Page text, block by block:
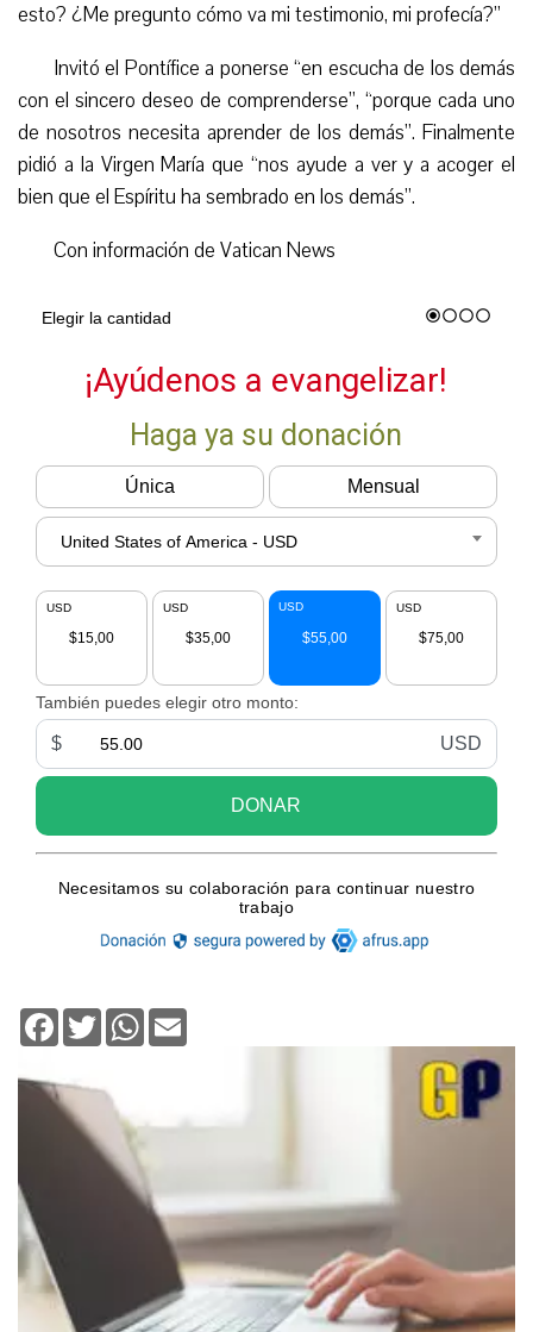
esto? ¿Me pregunto cómo va mi testimonio, mi profecía?”
Invitó el Pontífice a ponerse “en escucha de los demás
con el sincero deseo de comprenderse”, “porque cada uno
de nosotros necesita aprender de los demás”. Finalmente
pidió a la Virgen María que “nos ayude a ver y a acoger el
bien que el Espíritu ha sembrado en los demás”.
Con información de Vatican News
Facebook
TwitterWhatsApp